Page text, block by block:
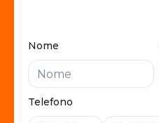
Nome
Telefono